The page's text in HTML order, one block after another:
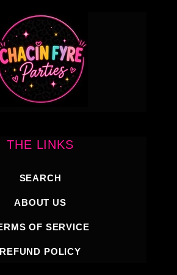
THE LINKS
SEARCH
ABOUT US
OF SERVICE
REFUND POLICY